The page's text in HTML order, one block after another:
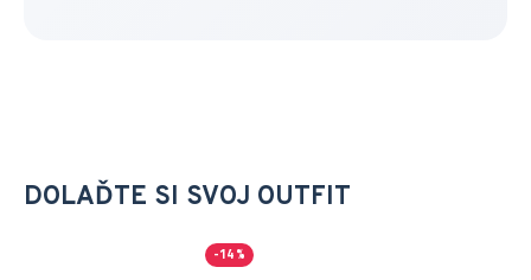
DOLAĎTE SI SVOJ OUTFIT
-14 %